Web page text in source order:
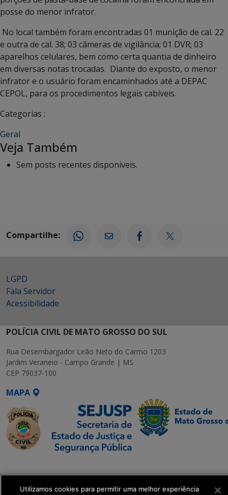
posse do menor infrator.
No local também foram encontradas 01 munição de cal. 22
e outra de cal. 38; 03 câmeras de vigilância; 01 DVR; 03
aparelhos celulares, bem como certa quantia de dinheiro
em diversas notas trocadas. Diante do exposto, o menor
infrator e o usuário foram encaminhados até a DEPAC
CEPOL, para os procedimentos legais cabíveis.
Categorias :
Geral
Veja Também
Sem posts recentes disponíveis.
Compartilhe:
LGPD
Fala Servidor
Acessibilidade
POLÍCIA CIVIL DE MATO GROSSO DO SUL
Rua Desembargador Leão Neto do Carmo 1203
Jardim Veraneio - Campo Grande | MS
CEP 79037-100
MAPA
Executiva de
Transformação Digital
Utilizamos cookies para permitir uma melhor experiência